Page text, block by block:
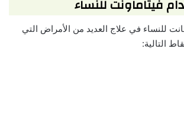
فيتاماونت للنساء
للنساء في علاج العديد من الأمراض التي
التالية: